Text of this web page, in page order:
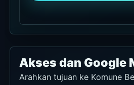
Akses dan Google
Arahkan tujuan ke Komune